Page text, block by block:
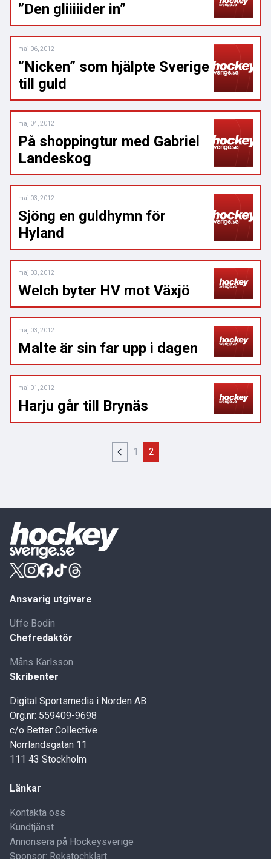
”Den gliiiiider in”
maj 06, 2012
”Nicken” som hjälpte Sverige
till guld
maj 04, 2012
På shoppingtur med Gabriel
Landeskog
maj 03, 2012
Sjöng en guldhymn för
Hyland
maj 03, 2012
Welch byter HV mot Växjö
maj 03, 2012
Malte är sin far upp i dagen
maj 01, 2012
Harju går till Brynäs
1 2
Ansvarig utgivare
Uffe Bodin
Chefredaktör
Måns Karlsson
Skribenter
Digital Sportsmedia i Norden AB
Org.nr: 559409-9698
c/o Better Collective
Norrlandsgatan 11
111 43 Stockholm
Länkar
Kontakta oss
Kundtjänst
Annonsera på Hockeysverige
Sponsor: Rekatochklart